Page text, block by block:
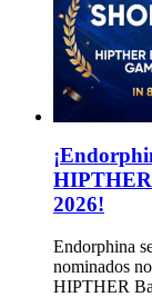
2026!
Endorphina
nominados
HIPTHER